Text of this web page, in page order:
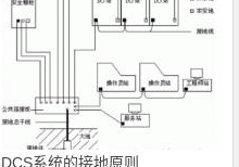
DCS系统的接地原则